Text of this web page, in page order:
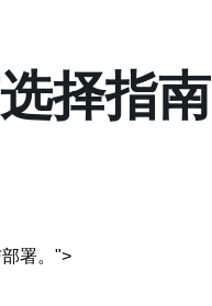
择指南
署。">